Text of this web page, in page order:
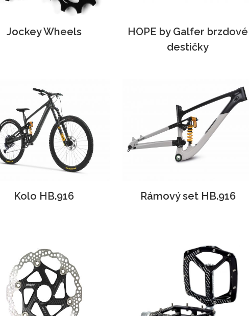
Jockey Wheels
HOPE by Galfer brzdové
destičky
Kolo HB.916 Rámový set HB.916